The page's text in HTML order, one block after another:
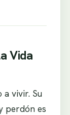
Vida
a vivir. Su
perdón es